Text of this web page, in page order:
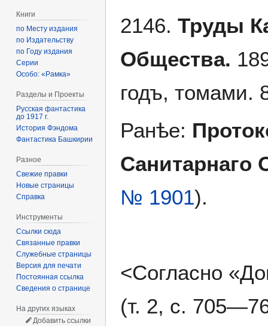
2146. Труды
Общества.
годъ, томами.
Ранѣе:
Санитарнаго
№ 1901).
<Согласно
(т. 2, с.
Книги
по Месту издания
по Издательству
по Году издания
Серии
Особо: «Рамка»
Разделы и Проекты
Русская фантастика
до 1917 г.
История Фэндома
Фантастика Башкирии
Разное
Свежие правки
Новые страницы
Справка
Инструменты
Ссылки сюда
Связанные правки
Служебные страницы
Версия для печати
Постоянная ссылка
Сведения о странице
На других языках
Добавить ссылки